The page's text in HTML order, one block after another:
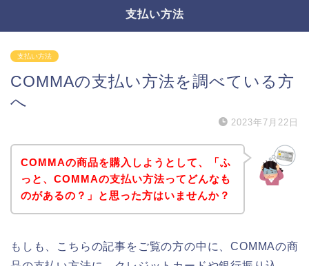
支払い方法
支払い方法
COMMAの支払い方法を調べている方
へ
2023年7月22日
COMMAの商品を購入しようとして、「ふ
っと、COMMAの支払い方法ってどんなも
のがあるの？」と思った方はいませんか？
もしも、こちらの記事をご覧の方の中に、COMMAの商